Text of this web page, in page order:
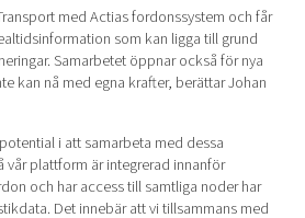
med Actias fordonssystem och får
som kan ligga till grund
Samarbetet öppnar också för nya
kan nå med egna krafter, berättar Johan
i att samarbeta med dessa
vår plattform är integrerad innanför
och har access till samtliga noder har
Det innebär att vi tillsammans med